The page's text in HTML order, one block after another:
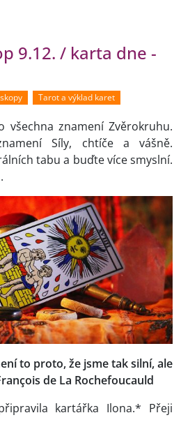
9.12. / karta dne -
Tarot a výklad karet
všechna znamení Zvěrokruhu.
Síly, chtíče a vášně.
tabu a buďte více smyslní.
to proto, že jsme tak silní, ale
de La Rochefoucauld
kartářka Ilona.* Přeji